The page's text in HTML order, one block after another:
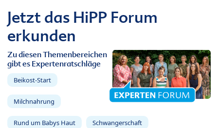
Jetzt das HiPP Forum
erkunden
Zu diesen Themenbereichen
gibt es Expertenratschläge
Beikost-Start
Milchnahrung
Rund um Babys Haut Schwangerschaft